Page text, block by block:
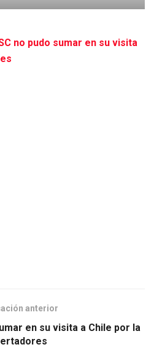
no pudo sumar en su visita
anterior
en su visita a Chile por la